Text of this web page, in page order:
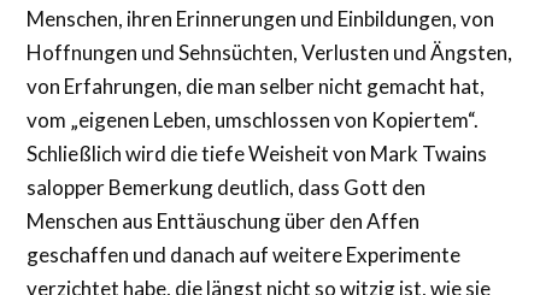
Menschen, ihren Erinnerungen und Einbildungen, von
Hoffnungen und Sehnsüchten, Verlusten und Ängsten,
von Erfahrungen, die man selber nicht gemacht hat,
vom „eigenen Leben, umschlossen von Kopiertem“.
Schließlich wird die tiefe Weisheit von Mark Twains
salopper Bemerkung deutlich, dass Gott den
Menschen aus Enttäuschung über den Affen
geschaffen und danach auf weitere Experimente
verzichtet habe, die längst nicht so witzig ist, wie sie